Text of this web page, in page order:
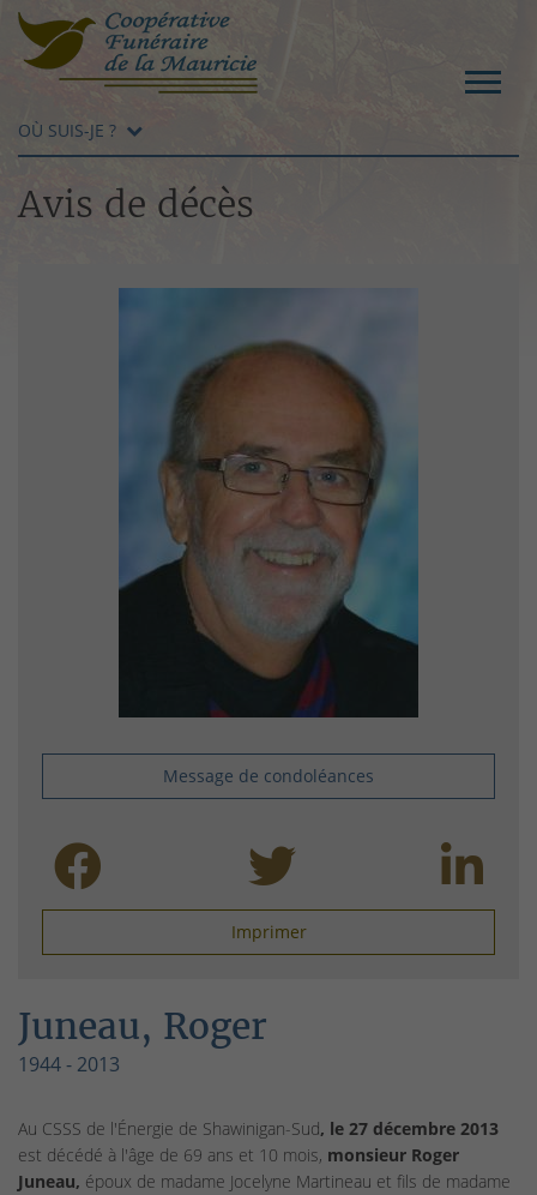
OÙ SUIS-JE ?
Avis de décès
Message de condoléances
Imprimer
Juneau, Roger
1944 - 2013
Au CSSS de l'Énergie de Shawinigan-Sud, le 27 décembre 2013
est décédé à l'âge de 69 ans et 10 mois, monsieur Roger
Juneau, époux de madame Jocelyne Martineau et fils de madame